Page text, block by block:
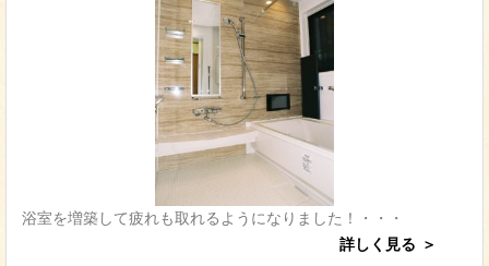
浴室を増築して疲れも取れるようになりました！・・・
詳しく見る